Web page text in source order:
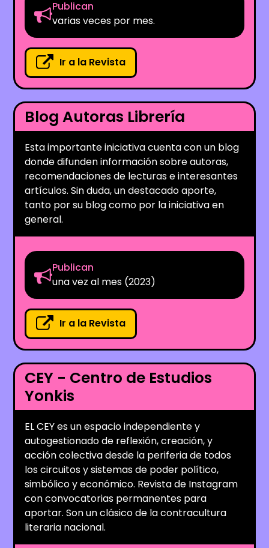
Publican
varias veces por mes.
Ir a la Revista
Blog Autoras Librería
Esta importante iniciativa cuenta con un blog
donde difunden información sobre autoras,
recomendaciones de lecturas e interesantes
artículos. Sin duda, un destacado aporte,
tanto por su blog como por la iniciativa en
general.
Publican
una vez al mes (2023)
Ir a la Revista
CEY - Centro de Estudios
Yonkis
EL CEY es un espacio independiente y
autogestionado de reflexión, creación, y
acción colectiva desde la periferia de todos
los circuitos y sistemas de poder político,
simbólico y económico. Revista de Instagram
con convocatorias permanentes para
aportar. Son un clásico de la contracultura
literaria nacional.